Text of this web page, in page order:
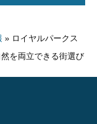
» ロイヤルパークス
を両立できる街選び